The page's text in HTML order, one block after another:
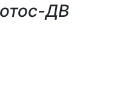
ДВ